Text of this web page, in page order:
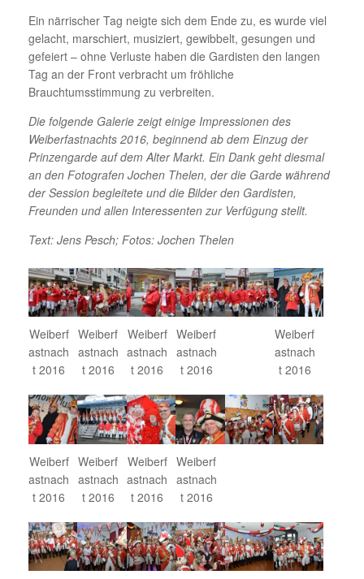
Ein närrischer Tag neigte sich dem Ende zu, es wurde viel
gelacht, marschiert, musiziert, gewibbelt, gesungen und
gefeiert – ohne Verluste haben die Gardisten den langen
Tag an der Front verbracht um fröhliche
Brauchtumsstimmung zu verbreiten.
Die folgende Galerie zeigt einige Impressionen des
Weiberfastnachts 2016, beginnend ab dem Einzug der
Prinzengarde auf dem Alter Markt. Ein Dank geht diesmal
an den Fotografen Jochen Thelen, der die Garde während
der Session begleitete und die Bilder den Gardisten,
Freunden und allen Interessenten zur Verfügung stellt.
Text: Jens Pesch; Fotos: Jochen Thelen
Weiberf
astnach
t 2016
Weiberf
astnach
t 2016
Weiberf
astnach
t 2016
Weiberf
astnach
t 2016
Weiberf
astnach
t 2016
Weiberf
astnach
t 2016
Weiberf
astnach
t 2016
Weiberf
astnach
t 2016
Weiberf
astnach
t 2016